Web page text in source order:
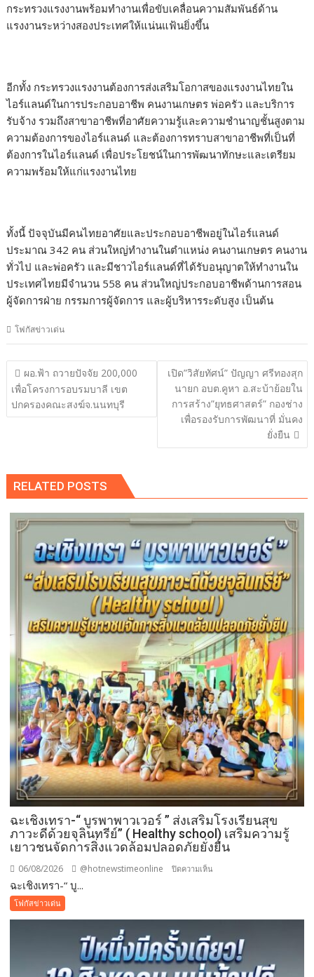
กระทรวงแรงงานพร้อมทำงานเพื่อขับเคลื่อนความสัมพันธ์ด้าน
แรงงานระหว่างสองประเทศให้แน่นแฟ้นยิ่งขึ้น
อีกทั้ง กระทรวงแรงงานต้องการส่งเสริมโอกาสของแรงงานไทยใน
ไอร์แลนด์ในการประกอบอาชีพ คนงานเกษตร พ่อครัว และบริการ
รับจ้าง รวมถึงสาขาอาชีพที่อาศัยความรู้และความชำนาญชั้นสูงตาม
ความต้องการของไอร์แลนด์ และต้องการทราบสาขาอาชีพที่เป็นที่
ต้องการในไอร์แลนด์ เพื่อประโยชน์ในการพัฒนาทักษะและเตรียม
ความพร้อมให้แก่แรงงานไทย
ทั้งนี้ ปัจจุบันมีคนไทยอาศัยและประกอบอาชีพอยู่ในไอร์แลนด์
ประมาณ 342 คน ส่วนใหญ่ทำงานในตำแหน่ง คนงานเกษตร คนงาน
ทั่วไป และพ่อครัว และมีชาวไอร์แลนด์ที่ได้รับอนุญาตให้ทำงานใน
ประเทศไทยมีจำนวน 558 คน ส่วนใหญ่ประกอบอาชีพด้านการสอน
ผู้จัดการฝ่าย กรรมการผู้จัดการ และผู้บริหารระดับสูง เป็นต้น
โฟกัสข่าวเด่น
แนะแนว
เรื่อง
ผอ.ฟ้า ถวายปัจจัย 200,000
เพื่อโครงการอบรมบาลี เขต
ปกครองคณะสงฆ์จ.นนทบุรี
เปิด”วิสัยทัศน์” ปัญญา ศรีทองสุก
นายก อบต.คูหา อ.สะบ้าย้อยใน
การสร้าง”ยุทธศาสตร์” กองช่าง
เพื่อรองรับการพัฒนาที่ มั่นคง
ยั่งยืน
RELATED POSTS
ฉะเชิงเทรา-​“ บูรพาพาวเวอร์ ” ส่งเสริมโรงเรียนสุข
ภาวะดีด้วยจุลินทรีย์” ( Healthy school) เสริมความรู้
เยาวชนจัดการสิ่งแวดล้อมปลอดภัยยั่งยืน
06/08/2026 @hotnewstimeonline ปิดความเห็น
พา
ว
ฉะเชิงเทรา-​“ บู...
โฟกัสข่าวเด่น